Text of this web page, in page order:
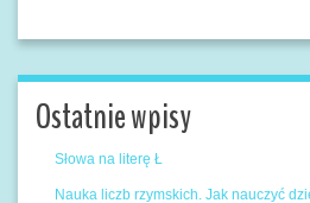
Ostatnie wpisy
Słowa na literę Ł
Nauka liczb rzymskich. Jak nauczyć